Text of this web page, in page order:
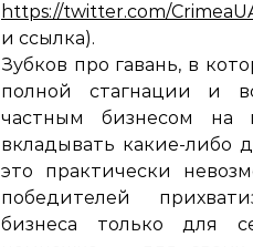
https://twitter.com/
и ссылка).
Зубков про гавань, в
полной стагнации и
частным бизнесом на
вкладывать какие-либо
это практически
победителей
бизнеса только для